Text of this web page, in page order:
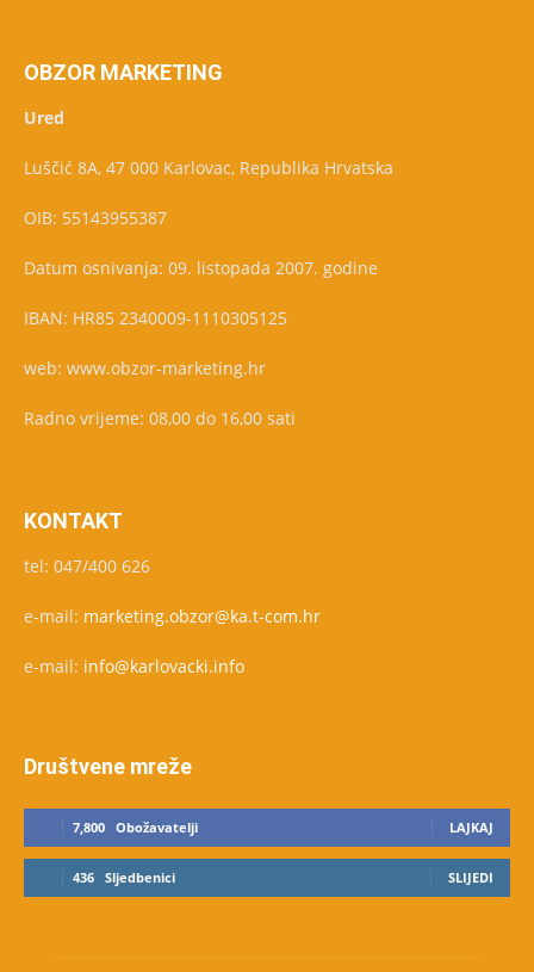
OBZOR MARKETING
Ured
Luščić 8A, 47 000 Karlovac, Republika Hrvatska
OIB: 55143955387
Datum osnivanja: 09. listopada 2007. godine
IBAN: HR85 2340009-1110305125
web: www.obzor-marketing.hr
Radno vrijeme: 08,00 do 16,00 sati
KONTAKT
tel: 047/400 626
e-mail: marketing.obzor@ka.t-com.hr
e-mail: info@karlovacki.info
Društvene mreže
7,800 Obožavatelji LAJKAJ
436 Sljedbenici SLIJEDI